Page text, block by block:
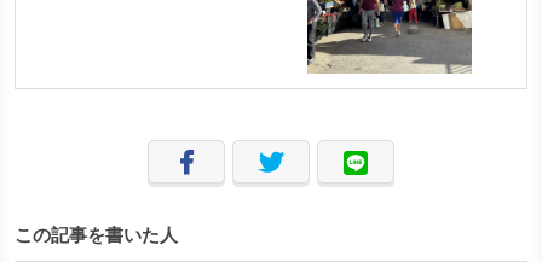
この記事を書いた人